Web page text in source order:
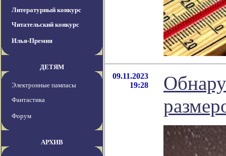
Литературный конкурс
Читательский конкурс
Илья-Премия
ДЕТЯМ
Электронные пампасы
Фантастика
Форум
АРХИВ
09.11.2023
19:28